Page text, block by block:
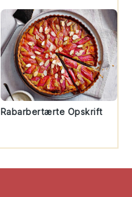
Rabarbertærte Opskrift